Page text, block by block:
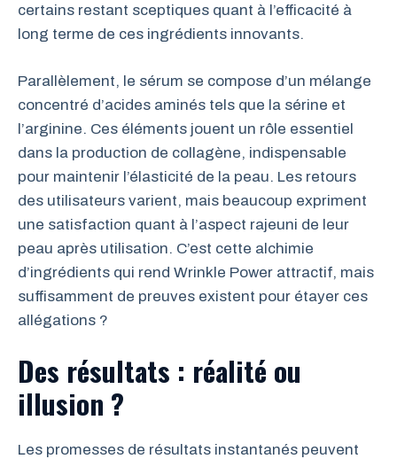
certains restant sceptiques quant à l’efficacité à
long terme de ces ingrédients innovants.
Parallèlement, le sérum se compose d’un mélange
concentré d’acides aminés tels que la sérine et
l’arginine. Ces éléments jouent un rôle essentiel
dans la production de collagène, indispensable
pour maintenir l’élasticité de la peau. Les retours
des utilisateurs varient, mais beaucoup expriment
une satisfaction quant à l’aspect rajeuni de leur
peau après utilisation. C’est cette alchimie
d’ingrédients qui rend Wrinkle Power attractif, mais
suffisamment de preuves existent pour étayer ces
allégations ?
Des résultats : réalité ou
illusion ?
Les promesses de résultats instantanés peuvent